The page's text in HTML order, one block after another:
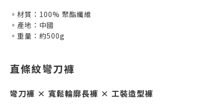
。材質：100% 聚酯纖維
。產地：中國
。重量：約500g
直條紋彎刀褲
彎刀褲 × 寬鬆輪廓長褲 × 工裝造型褲